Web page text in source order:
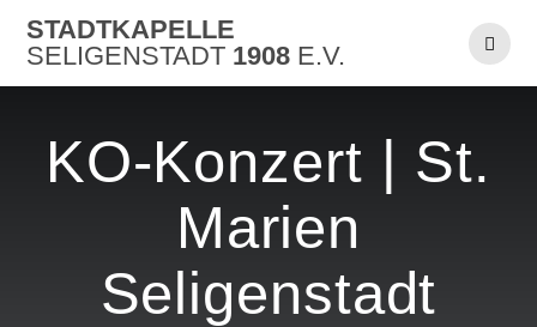
content
STADTKAPELLE
SELIGENSTADT 1908 E.V.
KO-Konzert | St.
Marien
Seligenstadt